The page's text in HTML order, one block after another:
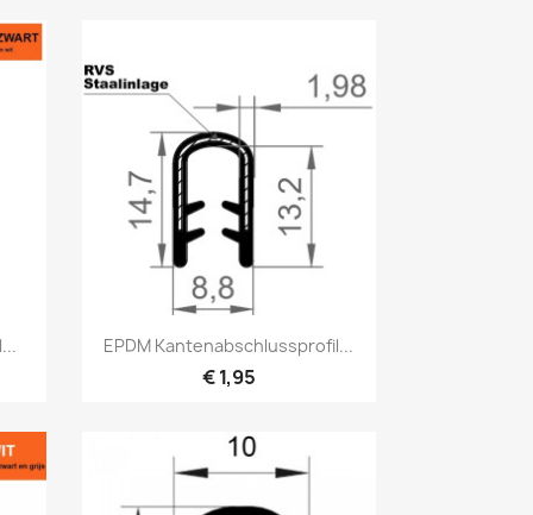
Vorschau
EPDM Kantenabschlussprofil...
€ 1,95